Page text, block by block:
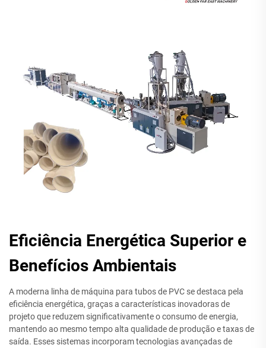
Eficiência Energética Superior e
Benefícios Ambientais
A moderna linha de máquina para tubos de PVC se destaca pela
eficiência energética, graças a características inovadoras de
projeto que reduzem significativamente o consumo de energia,
mantendo ao mesmo tempo alta qualidade de produção e taxas de
saída. Esses sistemas incorporam tecnologias avançadas de